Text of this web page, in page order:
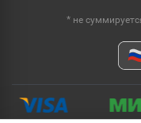
* не